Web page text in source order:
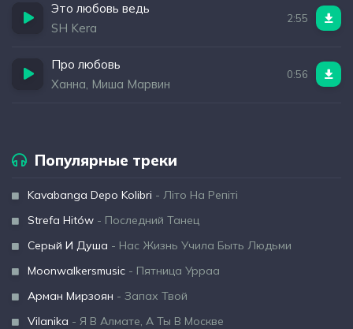
Это любовь ведь
SH Kera
2:55
Про любовь
Ханна, Миша Марвин
0:56
Популярные треки
Kavabanga Depo Kolibri - Літо На Репіті
Strefa Hitów - Последний Танец
Серый И Душа - Нас Жизнь Учила Быть Людьми
Moonwalkersmusic - Пятница Урраа
Арман Мирзоян - Запах Твой
Vilanika - Я В Алмате, А Ты В Москве